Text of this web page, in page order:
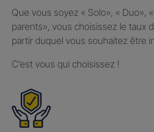
Que vous soyez « Solo», « Duo»,
parents», vous choisissez le taux
partir duquel vous souhaitez être
C’est vous qui choisissez !